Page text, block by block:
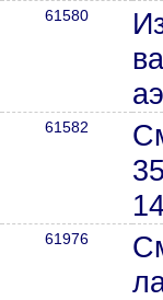
61580
61582
61976